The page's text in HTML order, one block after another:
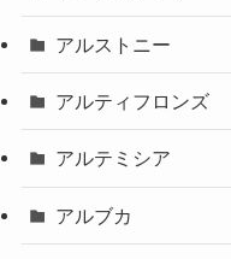
アルストニー
アルティフロンズ
アルテミシア
アルブカ